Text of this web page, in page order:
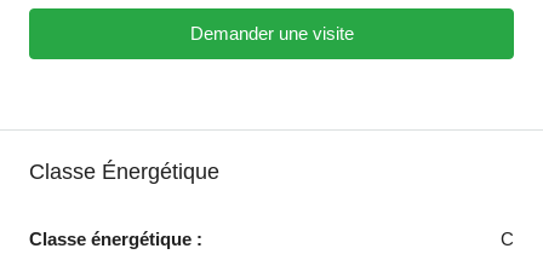
Demander une visite
Classe Énergétique
Classe énergétique : C